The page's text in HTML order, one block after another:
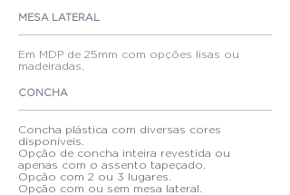
MESA LATERAL
Em MDP de 25mm com opções lisas ou
madeiradas.
CONCHA
Concha plástica com diversas cores
disponíveis.
Opção de concha inteira revestida ou
apenas com o assento tapeçado.
Opção com 2 ou 3 lugares.
Opção com ou sem mesa lateral.